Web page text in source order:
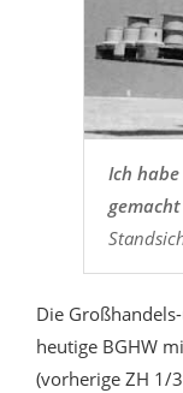
Ich
gemacht
Die
heutige BGHW
(vorherige ZH 1/